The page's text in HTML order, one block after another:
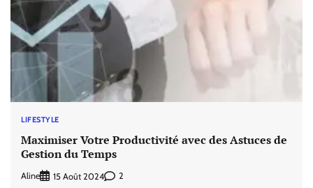
LIFESTYLE
Maximiser Votre Productivité avec des Astuces de
Gestion du Temps
Aline 15 Août 2024 2